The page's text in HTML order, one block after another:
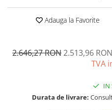
Set pentru compresiune
Set suruburi otel
Varf de impact
Adaptor camera microscop
Adauga la Favorite
2.646,27 RON2.513,96 RON
TVA
IN
Durata de livrare: